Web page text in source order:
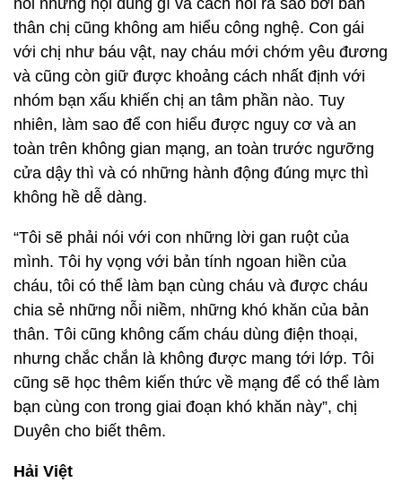
nói những nội dung gì và cách nói ra sao bởi bản
thân chị cũng không am hiểu công nghệ. Con gái
với chị như báu vật, nay cháu mới chớm yêu đương
và cũng còn giữ được khoảng cách nhất định với
nhóm bạn xấu khiến chị an tâm phần nào. Tuy
nhiên, làm sao để con hiểu được nguy cơ và an
toàn trên không gian mạng, an toàn trước ngưỡng
cửa dậy thì và có những hành động đúng mực thì
không hề dễ dàng.
“Tôi sẽ phải nói với con những lời gan ruột của
mình. Tôi hy vọng với bản tính ngoan hiền của
cháu, tôi có thể làm bạn cùng cháu và được cháu
chia sẻ những nỗi niềm, những khó khăn của bản
thân. Tôi cũng không cấm cháu dùng điện thoại,
nhưng chắc chắn là không được mang tới lớp. Tôi
cũng sẽ học thêm kiến thức về mạng để có thể làm
bạn cùng con trong giai đoạn khó khăn này”, chị
Duyên cho biết thêm.
Hải Việt